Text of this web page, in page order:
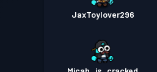
JaxToylover296